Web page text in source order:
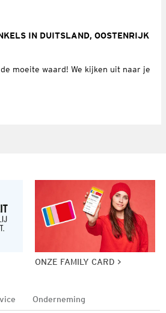
IN DUITSLAND, OOSTENRIJK
moeite waard! We kijken uit naar je
ONZE FAMILY CARD
Onderneming